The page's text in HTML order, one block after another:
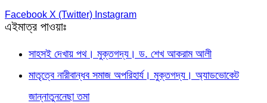
Facebook X (Twitter) Instagram
এইমাত্র পাওয়াঃ
সাহসই দেখায় পথ। মুক্তগদ্য। ড. শেখ আকরাম আলী
মাতৃত্বে নারীবান্ধব সমাজ অপরিহার্য। মুক্তগদ্য। অ্যাডভোকেট
জান্নাতুননেছা তমা